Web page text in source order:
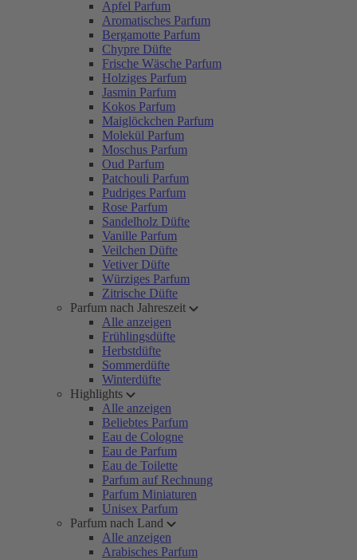
Apfel Parfum
Aromatisches Parfum
Bergamotte Parfum
Chypre Düfte
Frische Wäsche Parfum
Holziges Parfum
Jasmin Parfum
Kokos Parfum
Maiglöckchen Parfum
Molekül Parfum
Moschus Parfum
Oud Parfum
Patchouli Parfum
Pudriges Parfum
Rose Parfum
Sandelholz Düfte
Vanille Parfum
Veilchen Düfte
Vetiver Düfte
Würziges Parfum
Zitrische Düfte
Parfum nach Jahreszeit
Alle anzeigen
Frühlingsdüfte
Herbstdüfte
Sommerdüfte
Winterdüfte
Highlights
Alle anzeigen
Beliebtes Parfum
Eau de Cologne
Eau de Parfum
Eau de Toilette
Parfum auf Rechnung
Parfum Miniaturen
Unisex Parfum
Parfum nach Land
Alle anzeigen
Arabisches Parfum